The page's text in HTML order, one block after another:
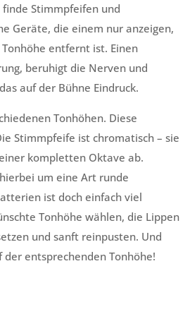
finde Stimmpfeifen und
Geräte, die einem nur anzeigen,
entfernt ist. Einen
beruhigt die Nerven und
auf der Bühne Eindruck.
Tonhöhen. Diese
Stimmpfeife ist chromatisch – sie
kompletten Oktave ab.
um eine Art runde
ist doch einfach viel
Tonhöhe wählen, die Lippen
und sanft reinpusten. Und
entsprechenden Tonhöhe!